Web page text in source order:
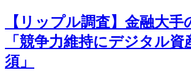
【リップル調査】金融大手
「競争力維持にデジタル資
須」